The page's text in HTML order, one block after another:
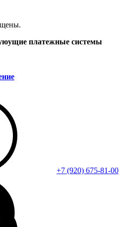
платежные системы
+7 (920) 675-81-00